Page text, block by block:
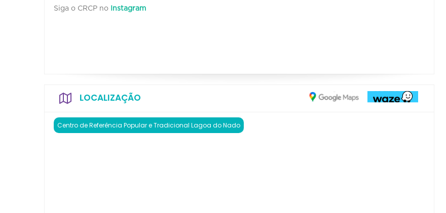
Siga o CRCP no
Instagram
LOCALIZAÇÃO
Centro de Referência Popular e Tradicional Lagoa do Nado